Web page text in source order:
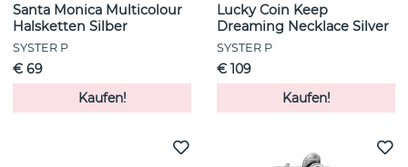
Santa Monica Multicolour
Halsketten Silber
SYSTER P
€ 69
Kaufen!
Lucky Coin Keep
Dreaming Necklace Silver
SYSTER P
€ 109
Kaufen!